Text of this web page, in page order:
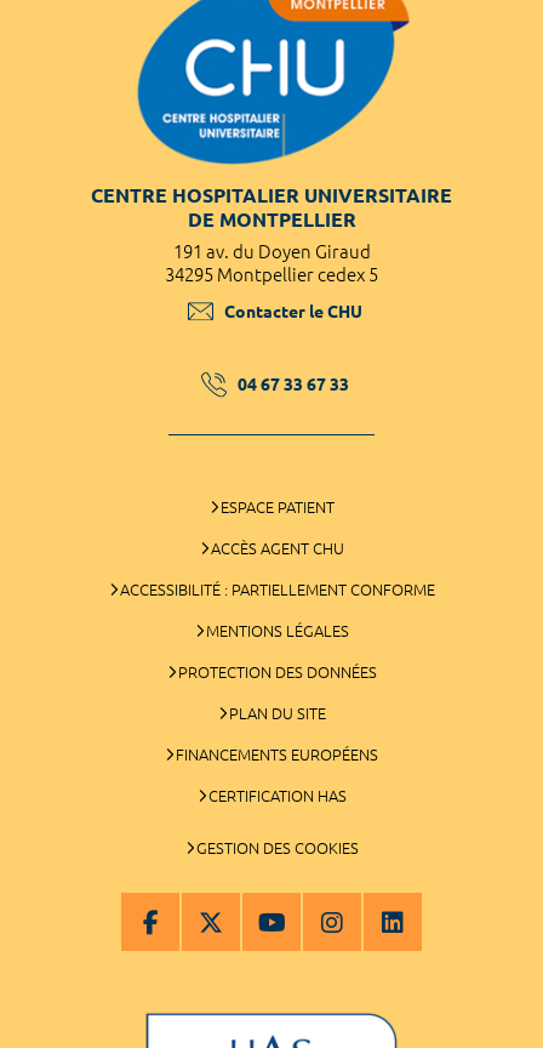
CENTRE HOSPITALIER UNIVERSITAIRE
DE MONTPELLIER
191 av. du Doyen Giraud
34295 Montpellier cedex 5
Contacter le CHU
04 67 33 67 33
ESPACE PATIENT
ACCÈS AGENT CHU
ACCESSIBILITÉ : PARTIELLEMENT CONFORME
MENTIONS LÉGALES
PROTECTION DES DONNÉES
PLAN DU SITE
FINANCEMENTS EUROPÉENS
CERTIFICATION HAS
GESTION DES COOKIES